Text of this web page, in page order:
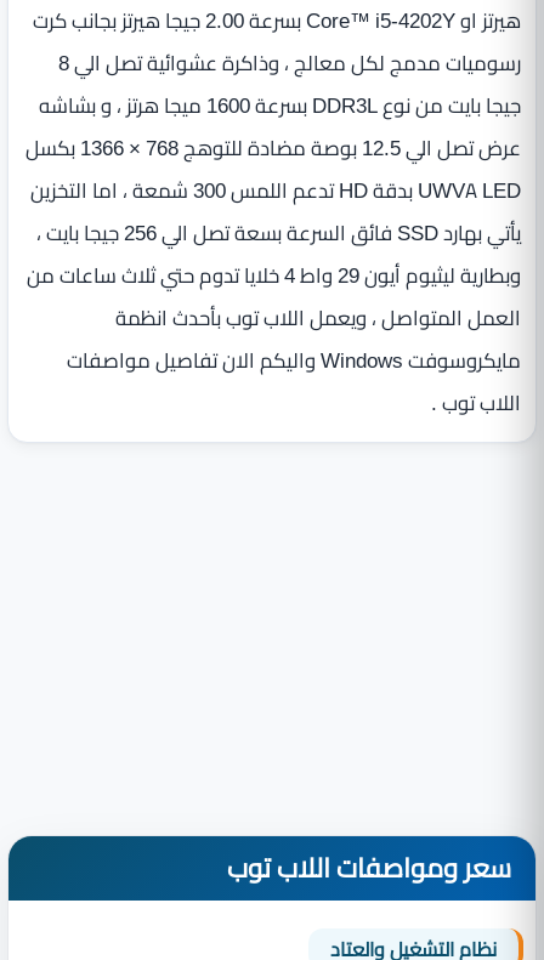
هيرتز او Core™ i5-4202Y بسرعة 2.00 جيجا هيرتز بجانب كرت
رسوميات مدمج لكل معالج ، وذاكرة عشوائية تصل الي 8
جيجا بايت من نوع DDR3L بسرعة 1600 ميجا هرتز ، و بشاشه
عرض تصل الي 12.5 بوصة‏ مضادة للتوهج 768 × 1366 بكسل
UWVA LED ‏‏بدقة HD تدعم اللمس 300 شمعة ، اما التخزين
يأتي بهارد SSD فائق السرعة بسعة تصل الي 256 جيجا بايت ،
وبطارية ليثيوم أيون 29 واط 4 خلايا تدوم حتي ثلاث ساعات من
العمل المتواصل ، ويعمل اللاب توب بأحدث انظمة
مايكروسوفت Windows واليكم الان تفاصيل مواصفات
اللاب توب .
سعر ومواصفات اللاب توب
نظام التشغيل والعتاد